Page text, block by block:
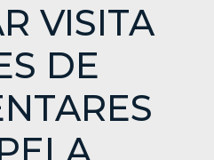
VISITA
DE